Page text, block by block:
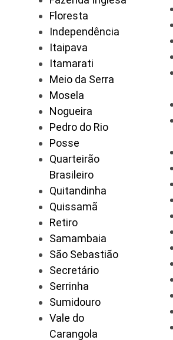
Floresta
Independência
Itaipava
Itamarati
Meio da Serra
Mosela
Nogueira
Pedro do Rio
Posse
Quarteirão
Brasileiro
Quitandinha
Quissamã
Retiro
Samambaia
São Sebastião
Secretário
Serrinha
Sumidouro
Vale do
Carangola